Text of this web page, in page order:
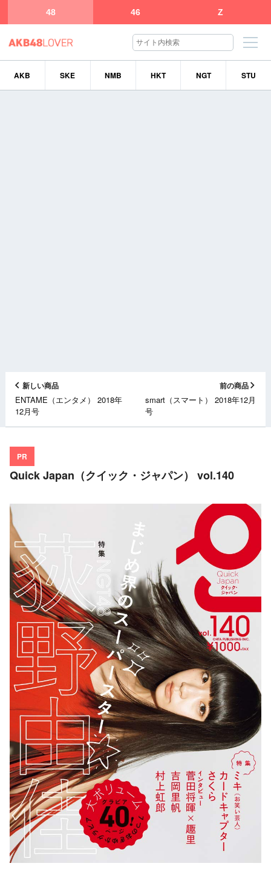
48 46 Z
AKB SKE NMB HKT NGT STU
新しい商品
ENTAME（エンタメ） 2018年
12月号
前の商品
smart（スマート） 2018年12月
号
PR
Quick Japan（クイック・ジャパン） vol.140